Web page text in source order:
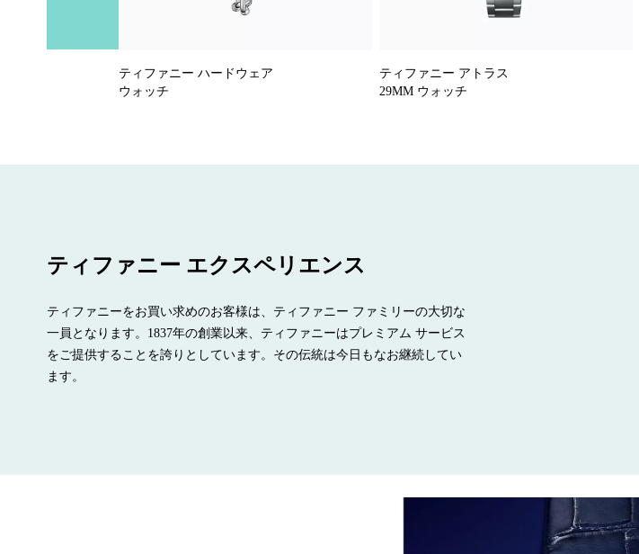
ティファニー ハードウェア
ウォッチ
ティファニー アトラス
29MM ウォッチ
ティファニー エクスペリエンス
ティファニーをお買い求めのお客様は、ティファニー ファミリーの大切な
一員となります。1837年の創業以来、ティファニーはプレミアム サービス
をご提供することを誇りとしています。その伝統は今日もなお継続してい
ます。